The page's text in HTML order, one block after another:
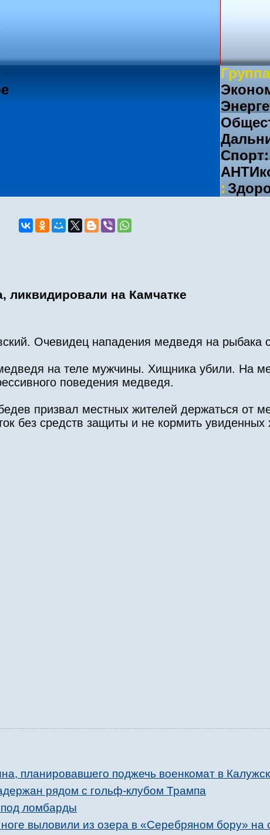
Спорт:
:
ликвидировали на Камчатке
Очевидец нападения медведя на
на теле мужчины. Хищника убили. На
поведения медведя.
призвал местных жителей держаться от
без средств защиты и не кормить
планировавшего поджечь военкомат в
рядом с гольф-клубом Трампа
ломбарды
выловили из озера в «Серебряном бору» на